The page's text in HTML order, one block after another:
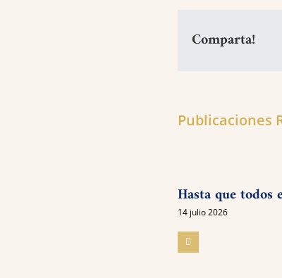
Comparta!
Publicaciones
Hasta que todos
14 julio 2026